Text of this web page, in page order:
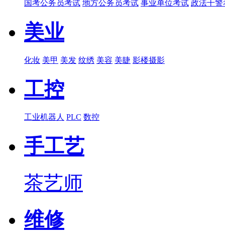
国考公务员考试 地方公务员考试 事业单位考试 政法干警
美业
化妆 美甲 美发 纹绣 美容 美睫 影楼摄影
工控
工业机器人 PLC 数控
手工艺
茶艺师
维修